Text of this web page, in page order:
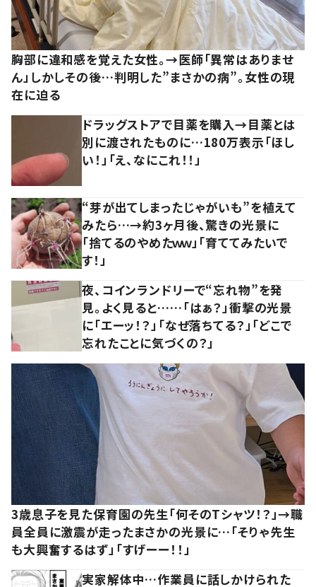
胸部に違和感を覚えた女性。→医師「異常はありませ
ん」しかしその後…判明した”まさかの病”。女性の現
在に迫る
ドラッグストアで目薬を購入→目薬とは
別に渡されたものに…180万表示「ほし
い！」「え、なにこれ！！」
“芽が出てしまったじゃがいも”を植えて
みたら…→約3ヶ月後、驚きの光景に
「捨てるのやめたｗｗ」「育ててみたいで
す！」
夜、コインランドリーで“忘れ物”を発
見。よく見ると……「はぁ？」衝撃の光景
に「エーッ！？」「なぜ落ちてる？」「どこで
忘れたことに気づくの？」
3歳息子を見た保育園の先生「何そのTシャツ！？」→職
員全員に激震が走ったまさかの光景に…「そりゃ先生
も大興奮するはず」「すげーー！！」
実家解体中…作業員に話しかけられた